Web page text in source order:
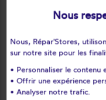
Le tartre-gaudran
Les alluets-le-roi
Les clayes-sous-bois
Les loges-en-josas
Les mureaux
Nous
Nous, Répar'Stores,
sur notre site pour les
• Personnaliser le contenu
• Offrir une expérience
• Analyser notre trafic.